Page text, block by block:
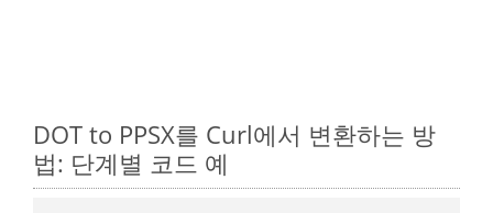
DOT to PPSX를 Curl에서 변환하는 방
법: 단계별 코드 예